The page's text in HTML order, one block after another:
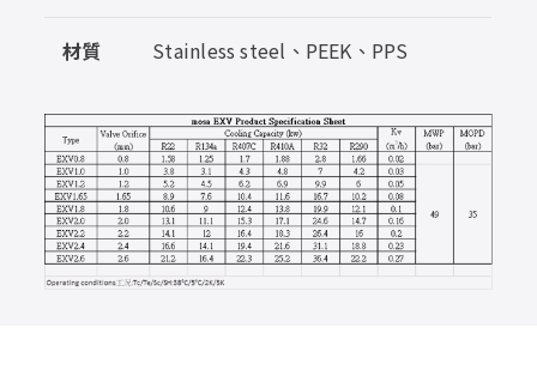
材質 Stainless steel、PEEK、PPS